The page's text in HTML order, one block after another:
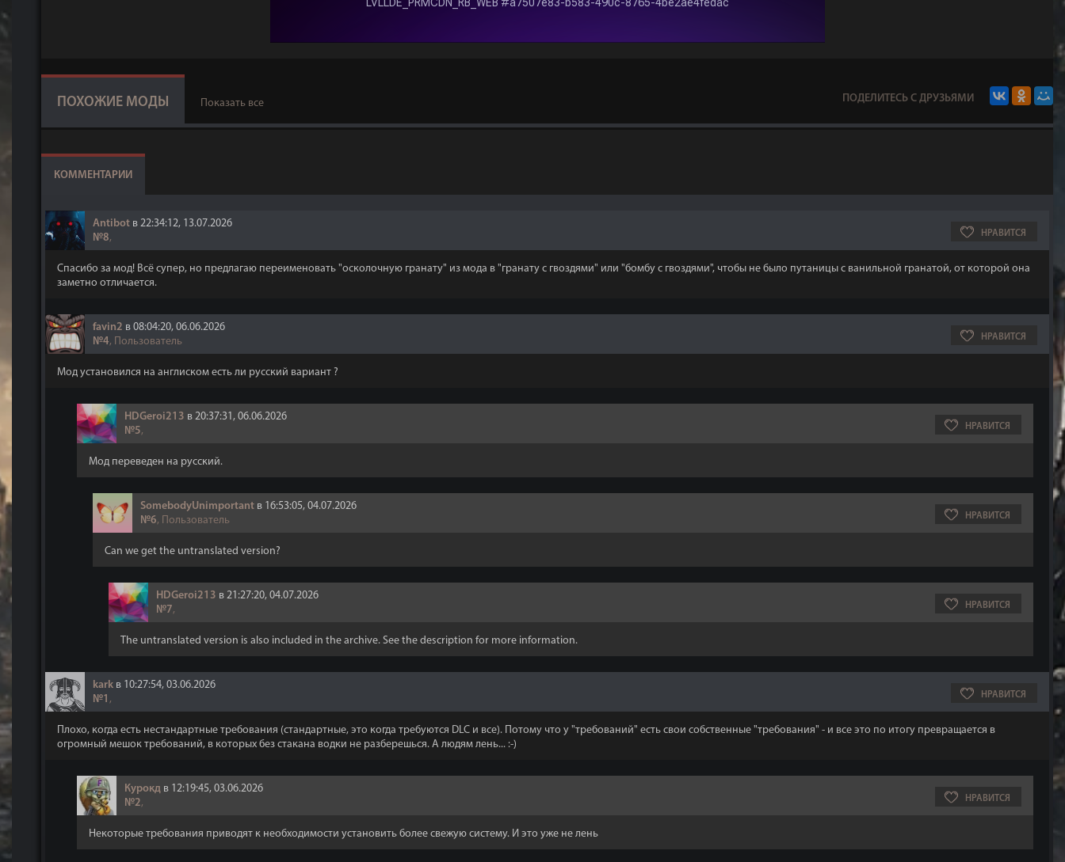
ПОХОЖИЕ МОДЫ Показать все ПОДЕЛИТЕСЬ С ДРУЗЬЯМИ
КОММЕНТАРИИ
Antibot в 22:34:12, 13.07.2026
№8, НРАВИТСЯ
Спасибо за мод! Всё супер, но предлагаю переименовать "осколочную гранату" из мода в "гранату с гвоздями" или "бомбу с гвоздями", чтобы не было путаницы с ванильной гранатой, от которой она
заметно отличается.
favin2 в 08:04:20, 06.06.2026
№4, Пользователь НРАВИТСЯ
Мод установился на англиском есть ли русский вариант ?
HDGeroi213 в 20:37:31, 06.06.2026
№5, НРАВИТСЯ
Мод переведен на русский.
SomebodyUnimportant в 16:53:05, 04.07.2026
№6, Пользователь НРАВИТСЯ
Can we get the untranslated version?
HDGeroi213 в 21:27:20, 04.07.2026
№7, НРАВИТСЯ
The untranslated version is also included in the archive. See the description for more information.
kark в 10:27:54, 03.06.2026
№1 , НРАВИТСЯ
Плохо, когда есть нестандартные требования (стандартные, это когда требуются DLC и все). Потому что у "требований" есть свои собственные "требования" - и все это по итогу превращается в
огромный мешок требований, в которых без стакана водки не разберешься. А людям лень... :-)
Курокд в 12:19:45, 03.06.2026
№2, НРАВИТСЯ
Некоторые требования приводят к необходимости установить более свежую систему. И это уже не лень